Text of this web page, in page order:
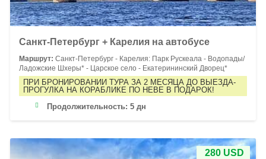
Санкт-Петербург + Карелия на автобусе
Маршрут: Санкт-Петербург - Карелия: Парк Рускеала - Водопады/
Ладожские Шхеры* - Царское село - Екатерининский Дворец*
ПРИ БРОНИРОВАНИИ ТУРА ЗА 2 МЕСЯЦА ДО ВЫЕЗДА-
ПРОГУЛКА НА КОРАБЛИКЕ ПО НЕВЕ В ПОДАРОК!
Продолжительность: 5 дн
280 USD